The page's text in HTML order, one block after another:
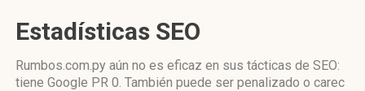
Estadísticas SEO
Rumbos.com.py aún no es eficaz en sus tácticas de SEO:
tiene Google PR 0. También puede ser penalizado o carec